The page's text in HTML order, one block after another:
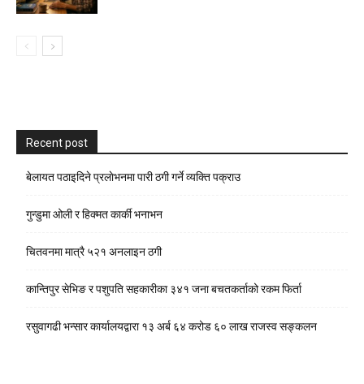
Recent post
बेलायत पठाइदिने प्रलाेभनमा पारी ठगी गर्ने व्यक्ति पक्राउ
गुन्डुमा ओली र हिक्मत कार्की भनाभन
चितवनमा मात्रै ५२१ अनलाइन ठगी
कान्तिपुर सेभिङ र पशुपति सहकारीका ३४१ जना बचतकर्ताको रकम फिर्ता
रसुवागढी भन्सार कार्यालयद्वारा १३ अर्ब ६४ करोड ६० लाख राजस्व सङ्कलन